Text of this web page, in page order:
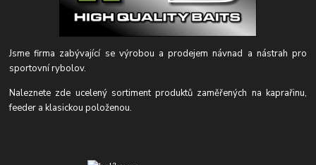
Jsme firma zabývající se výrobou a prodejem návnad a nástrah pro
sportovní rybolov.
Naleznete zde ucelený sortiment produktů zaměřených na kaprařinu,
feeder a klasickou položenou.